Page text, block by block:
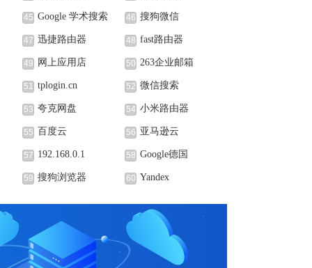
45 Google 学术搜索 46 搜狗微信
47 迅捷路由器 48 fast路由器
49 网上应用店 50 263企业邮箱
51 tplogin.cn 52 微信搜索
53 夸克网盘 54 小米路由器
55 百度云 56 亚马逊云
57 192.168.0.1 58 Google德国
59 搜狗浏览器 60 Yandex